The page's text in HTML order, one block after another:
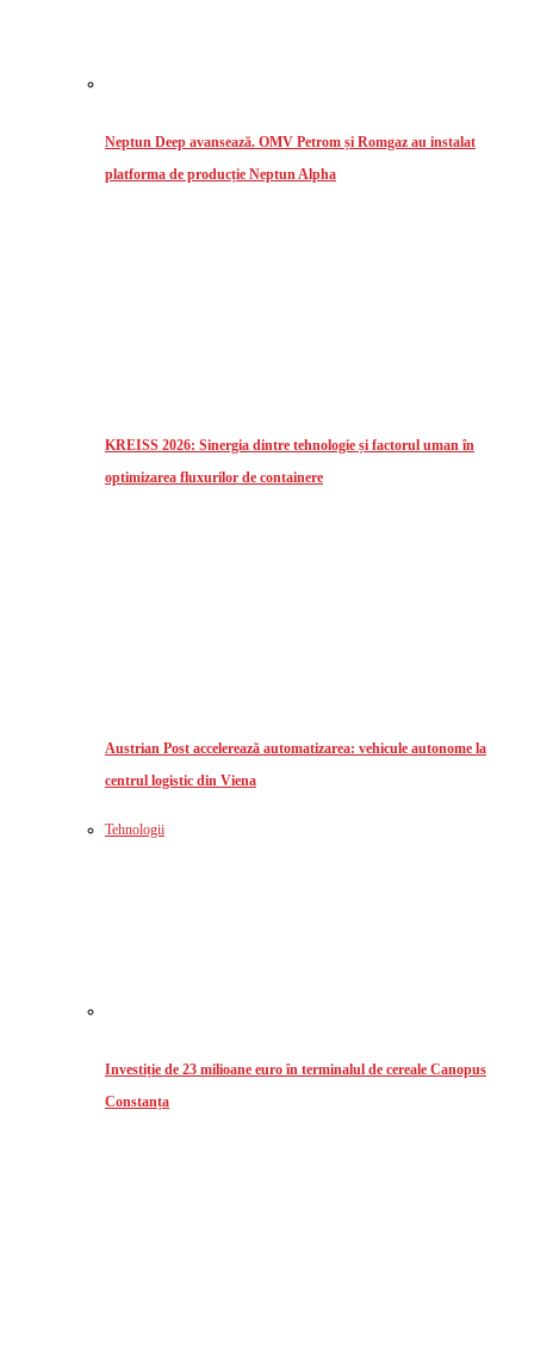
Neptun Deep avansează. OMV Petrom și Romgaz au instalat
platforma de producție Neptun Alpha
KREISS 2026: Sinergia dintre tehnologie și factorul uman în
optimizarea fluxurilor de containere
Austrian Post accelerează automatizarea: vehicule autonome la
centrul logistic din Viena
Tehnologii
Investiție de 23 milioane euro în terminalul de cereale Canopus
Constanța